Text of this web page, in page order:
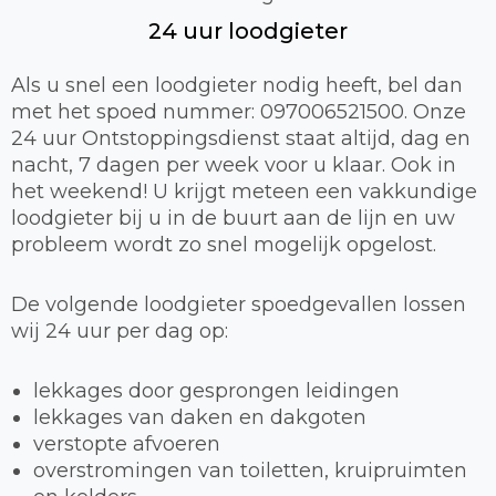
24 uur loodgieter
Als u snel een loodgieter nodig heeft, bel dan
met het spoed nummer: 097006521500. Onze
24 uur Ontstoppingsdienst staat altijd, dag en
nacht, 7 dagen per week voor u klaar. Ook in
het weekend! U krijgt meteen een vakkundige
loodgieter bij u in de buurt aan de lijn en uw
probleem wordt zo snel mogelijk opgelost.
De volgende loodgieter spoedgevallen lossen
wij 24 uur per dag op:
lekkages door gesprongen leidingen
lekkages van daken en dakgoten
verstopte afvoeren
overstromingen van toiletten, kruipruimten